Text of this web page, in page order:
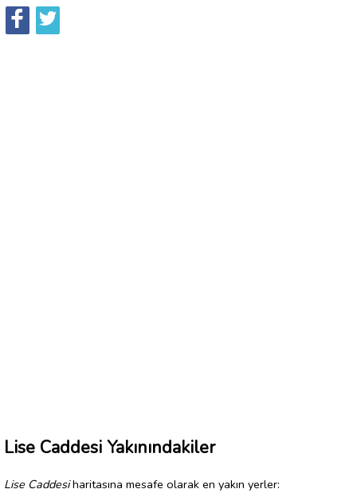
Lise Caddesi Yakınındakiler
Lise Caddesiharitasına mesafe olarak en yakın yerler: